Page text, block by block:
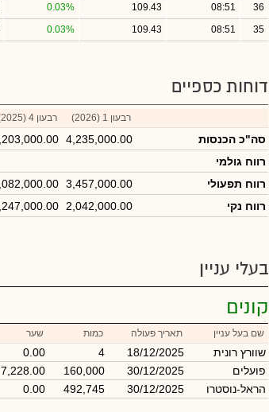
36
08:51
109.43
0.03%
35
08:51
109.43
0.03%
דוחות כספיים
רבעון 1 (2026) רבעון 4 (2025)
סה"כ הכנסות 4,235,000.00
רווח גולמי
רווח תפעולי
3,457,000.00
רווח נקי
2,042,000.00
בעלי עניין
קונים
שם בעל עניין תאריך פעולה כמות שער
שוורץ רונית 18/12/2025
4
0.00
פועלים
30/12/2025
160,000
7,228.00
הראל-נוסטרו
30/12/2025
492,745
0.00